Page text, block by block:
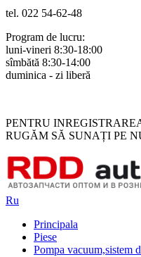
tel. 022 54-62-48
Program de lucru:
luni-vineri 8:30-18:00
sîmbătă 8:30-14:00
duminica - zi liberă
PENTRU
RUGĂM SĂ SUNAȚI PE
Ru
Principala
Piese
Pompa vacuum,sistem